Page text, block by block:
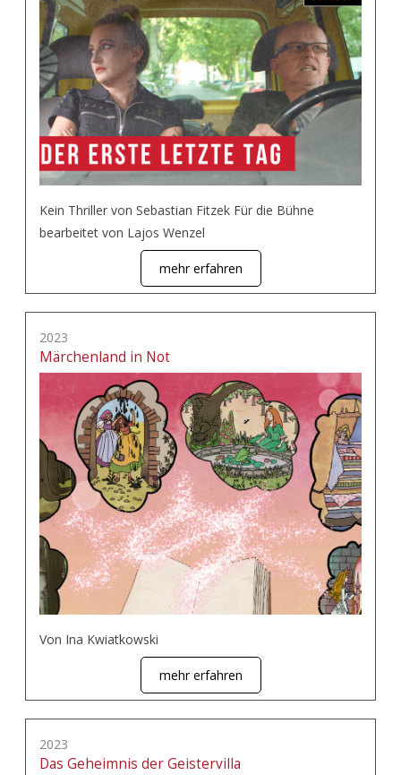
Kein Thriller von Sebastian Fitzek Für die Bühne
bearbeitet von Lajos Wenzel
mehr erfahren
2023
Märchenland in Not
Von Ina Kwiatkowski
mehr erfahren
2023
Das Geheimnis der Geistervilla